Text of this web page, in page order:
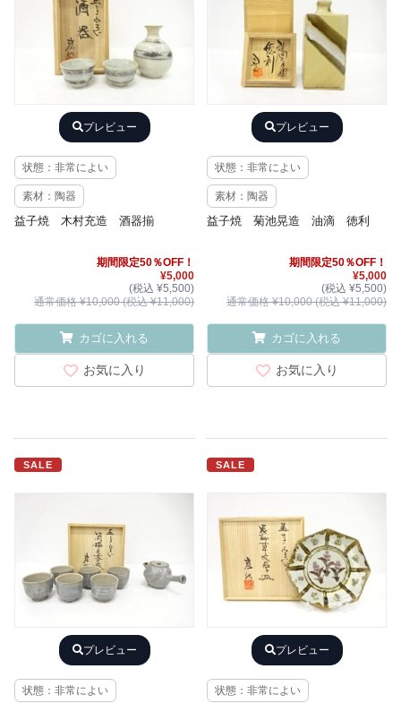
プレビュー
状態：非常によい
素材：陶器
益子焼 木村充造 酒器揃
期間限定50％OFF！
¥5,000
(税込 ¥5,500)
通常価格 ¥10,000 (税込 ¥11,000)
カゴに入れる
お気に入り
プレビュー
状態：非常によい
素材：陶器
益子焼 菊池晃造 油滴 徳利
期間限定50％OFF！
¥5,000
(税込 ¥5,500)
通常価格 ¥10,000 (税込 ¥11,000)
カゴに入れる
お気に入り
SALE
プレビュー
状態：非常によい
SALE
プレビュー
状態：非常によい